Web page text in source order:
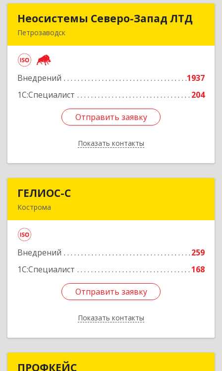
Неосистемы Северо-Запад ЛТД
Петрозаводск
Внедрений
1937
1С:Специалист
204
Отправить заявку
Показать контакты
Неосистемы Северо-Запад ЛТД
Первомайский (Первомайский р-н) пр-кт, дом
Подробнее
Отправить заявку
Назад
ГЕЛИОС-С
Кострома
Внедрений
259
1С:Специалист
168
Отправить заявку
Показать контакты
Подробнее
Отправить заявку
Назад
ПРОФКЕЙС